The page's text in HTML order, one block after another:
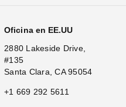
Oficina en EE.UU
2880 Lakeside Drive,
#135
Santa Clara, CA 95054
+1 669 292 5611